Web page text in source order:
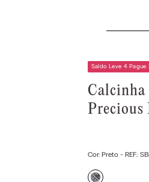
Saldo Leve 4 Pague
Cor: Preto- REF.: